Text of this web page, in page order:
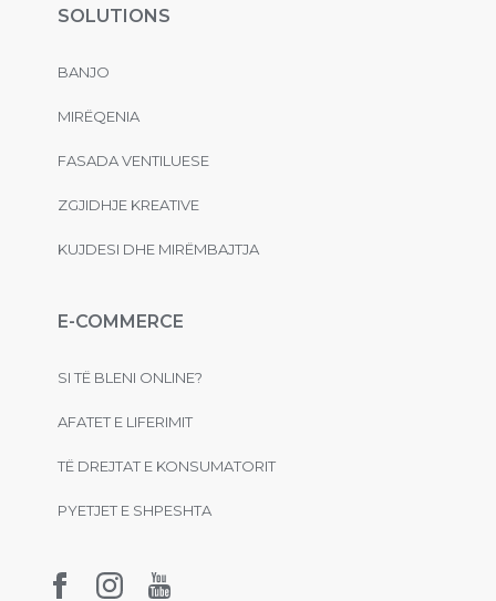
SOLUTIONS
BANJO
MIRËQENIA
FASADA VENTILUESE
ZGJIDHJE KREATIVE
KUJDESI DHE MIRËMBAJTJA
E-COMMERCE
SI TË BLENI ONLINE?
AFATET E LIFERIMIT
TË DREJTAT E KONSUMATORIT
PYETJET E SHPESHTA